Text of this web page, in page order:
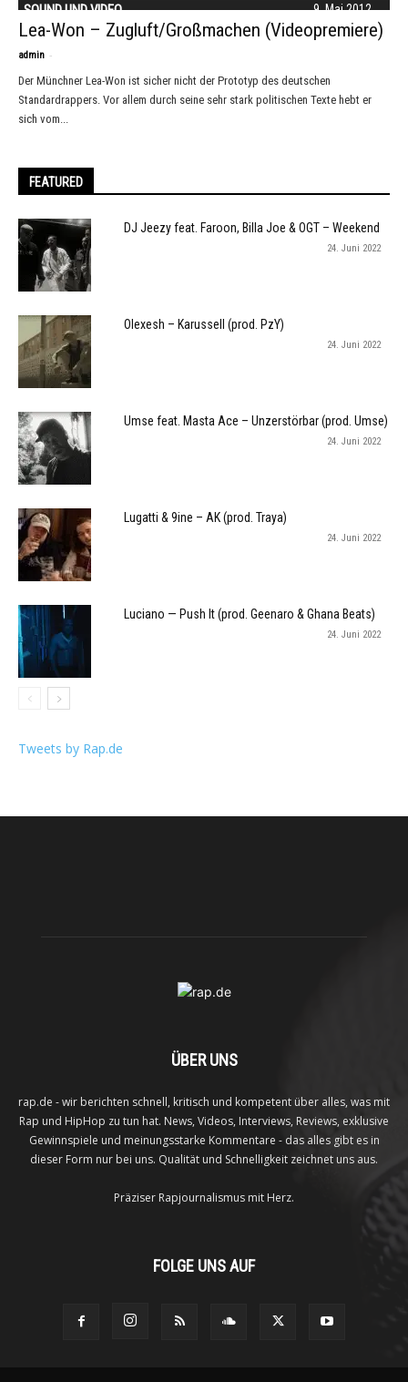
9. Mai 2012
SOUND UND VIDEO
Lea-Won – Zugluft/Großmachen (Videopremiere)
admin -
Der Münchner Lea-Won ist sicher nicht der Prototyp des deutschen
Standardrappers. Vor allem durch seine sehr stark politischen Texte hebt er
sich vom...
FEATURED
DJ Jeezy feat. Faroon, Billa Joe & OGT – Weekend
24. Juni 2022
Olexesh – Karussell (prod. PzY)
24. Juni 2022
Umse feat. Masta Ace – Unzerstörbar (prod. Umse)
24. Juni 2022
Lugatti & 9ine – AK (prod. Traya)
24. Juni 2022
Luciano — Push It (prod. Geenaro & Ghana Beats)
24. Juni 2022
Tweets by Rap.de
ÜBER UNS
rap.de - wir berichten schnell, kritisch und kompetent über alles, was mit
Rap und HipHop zu tun hat. News, Videos, Interviews, Reviews, exklusive
Gewinnspiele und meinungsstarke Kommentare - das alles gibt es in
dieser Form nur bei uns. Qualität und Schnelligkeit zeichnet uns aus.
Präziser Rapjournalismus mit Herz.
FOLGE UNS AUF